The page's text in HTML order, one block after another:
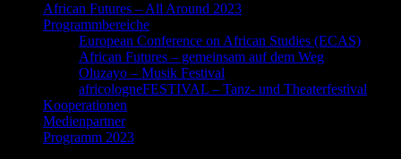
African Futures – All Around 2023
Programmbereiche
European Conference on African Studies (ECAS)
African Futures – gemeinsam auf dem Weg
Oluzayo – Musik Festival
africologneFESTIVAL – Tanz- und Theaterfestival
Kooperationen
Medienpartner
Programm 2023